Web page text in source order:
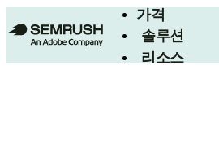
가격
솔루션
리소스